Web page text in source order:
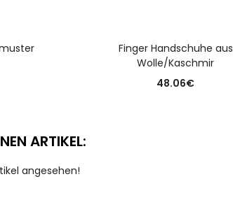
Finger Handschuhe aus
Wolle/Kaschmir
48.06€
ARTIKEL:
angesehen!